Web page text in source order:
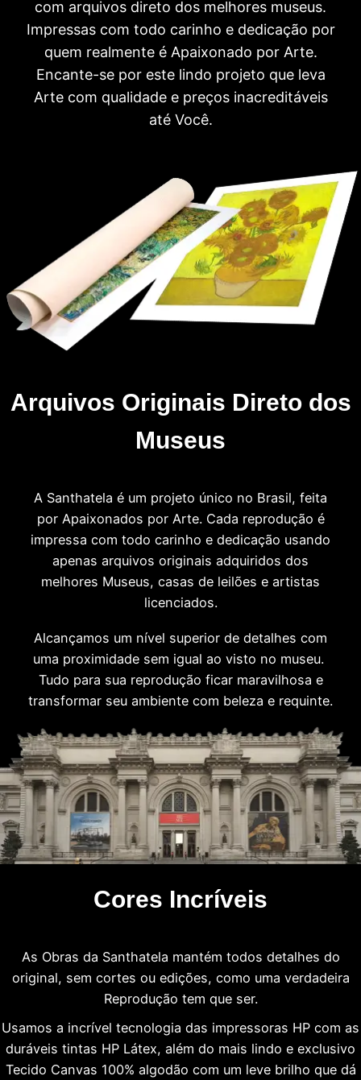
com arquivos direto dos melhores museus.
Impressas com todo carinho e dedicação por
quem realmente é Apaixonado por Arte.
Encante-se por este lindo projeto que leva
Arte com qualidade e preços inacreditáveis
até Você.
Arquivos Originais Direto dos
Museus
A Santhatela é um projeto único no Brasil, feita
por Apaixonados por Arte. Cada reprodução é
impressa com todo carinho e dedicação usando
apenas arquivos originais adquiridos dos
melhores Museus, casas de leilões e artistas
licenciados.
Alcançamos um nível superior de detalhes com
uma proximidade sem igual ao visto no museu.
Tudo para sua reprodução ficar maravilhosa e
transformar seu ambiente com beleza e requinte.
Cores Incríveis
As Obras da Santhatela mantém todos detalhes do
original, sem cortes ou edições, como uma verdadeira
Reprodução tem que ser.
Usamos a incrível tecnologia das impressoras HP com as
duráveis tintas HP Látex, além do mais lindo e exclusivo
Tecido Canvas 100% algodão com um leve brilho que dá